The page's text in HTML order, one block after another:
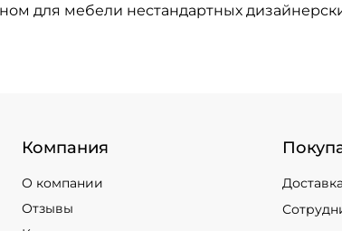
для мебели нестандартных
Компания
О компании
Отзывы